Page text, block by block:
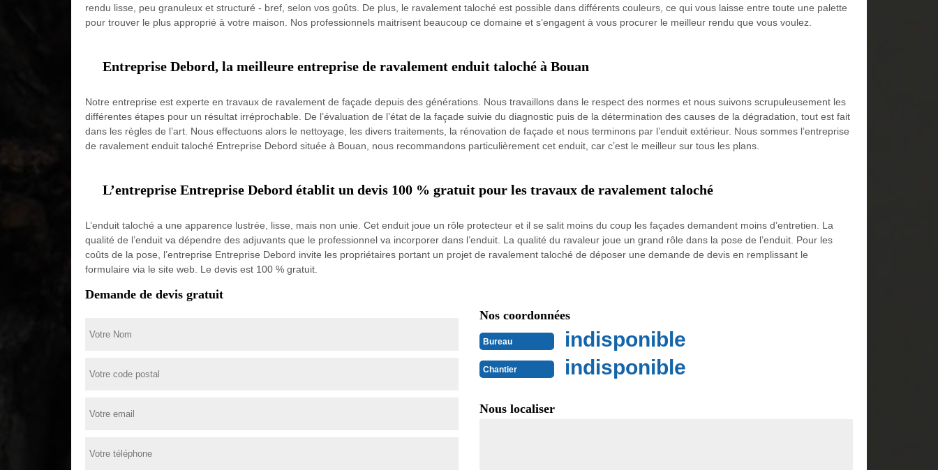
rendu lisse, peu granuleux et structuré - bref, selon vos goûts. De plus, le ravalement taloché est possible dans différents couleurs, ce qui vous laisse entre toute une palette
pour trouver le plus approprié à votre maison. Nos professionnels maitrisent beaucoup ce domaine et s’engagent à vous procurer le meilleur rendu que vous voulez.
Entreprise Debord, la meilleure entreprise de ravalement enduit taloché à Bouan
Notre entreprise est experte en travaux de ravalement de façade depuis des générations. Nous travaillons dans le respect des normes et nous suivons scrupuleusement les
différentes étapes pour un résultat irréprochable. De l’évaluation de l’état de la façade suivie du diagnostic puis de la détermination des causes de la dégradation, tout est fait
dans les règles de l’art. Nous effectuons alors le nettoyage, les divers traitements, la rénovation de façade et nous terminons par l’enduit extérieur. Nous sommes l’entreprise
de ravalement enduit taloché Entreprise Debord située à Bouan, nous recommandons particulièrement cet enduit, car c’est le meilleur sur tous les plans.
L’entreprise Entreprise Debord établit un devis 100 % gratuit pour les travaux de ravalement taloché
L’enduit taloché a une apparence lustrée, lisse, mais non unie. Cet enduit joue un rôle protecteur et il se salit moins du coup les façades demandent moins d’entretien. La
qualité de l’enduit va dépendre des adjuvants que le professionnel va incorporer dans l’enduit. La qualité du ravaleur joue un grand rôle dans la pose de l’enduit. Pour les
coûts de la pose, l’entreprise Entreprise Debord invite les propriétaires portant un projet de ravalement taloché de déposer une demande de devis en remplissant le
formulaire via le site web. Le devis est 100 % gratuit.
Demande de devis gratuit
Nos coordonnées
Bureau indisponible
Chantier indisponible
Nous localiser